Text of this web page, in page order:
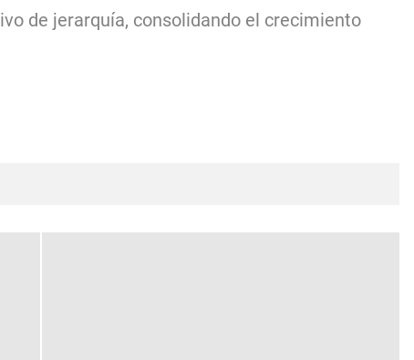
de jerarquía, consolidando el crecimiento